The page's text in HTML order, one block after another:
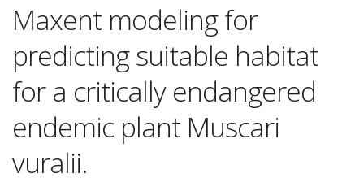
Maxent modeling for
predicting suitable habitat
for a critically endangered
endemic plant Muscari
vuralii.